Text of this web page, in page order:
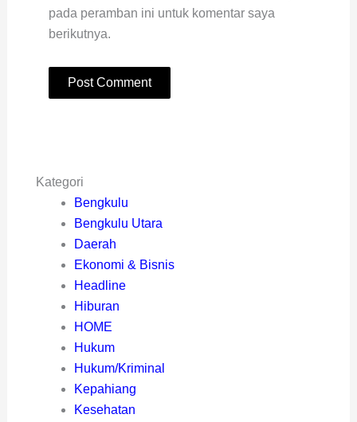
pada peramban ini untuk komentar saya
berikutnya.
Kategori
Bengkulu
Bengkulu Utara
Daerah
Ekonomi & Bisnis
Headline
Hiburan
HOME
Hukum
Hukum/Kriminal
Kepahiang
Kesehatan